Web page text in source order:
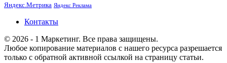
Яндекс.Метрика Яндекс Реклама
Контакты
© 2026 - 1 Маркетинг. Все права защищены.
Любое копирование материалов с нашего ресурса разрешается
только с обратной активной ссылкой на страницу статьи.